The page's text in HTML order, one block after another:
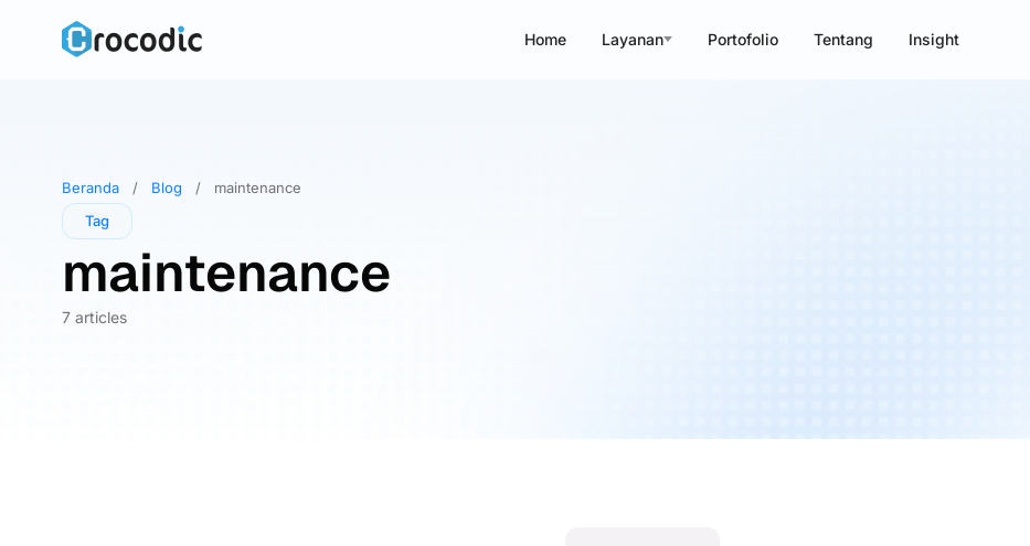
Home Layanan Portofolio Tentang Insight
Beranda / Blog /
maintenance
Tag
maintenance
7 articles